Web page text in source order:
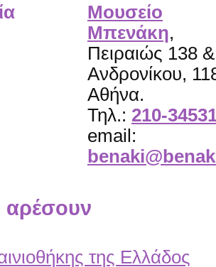
Μουσείο
Μπενάκη,
Πειραιώς 138 &
Ανδρονίκου,
Αθήνα.
Τηλ.: 210-
email: